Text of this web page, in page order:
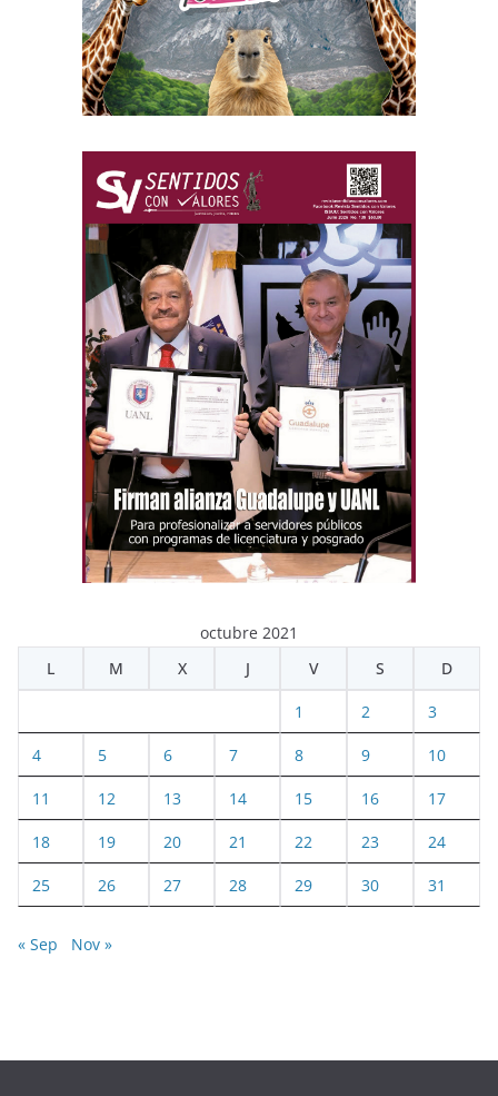
octubre 2021
L
M X J V S D
1 2 3
4 5 6 7 8 9 10
11 12 13 14 15 16 17
18 19 20 21 22 23 24
25 26 27 28 29 30 31
« Sep Nov »